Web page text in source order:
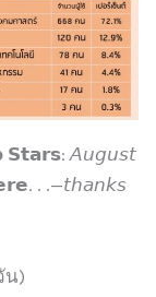
𝘈𝘶𝘨𝘶𝘴𝘵
. .—𝘵𝘩𝘢𝘯𝘬𝘴
น)